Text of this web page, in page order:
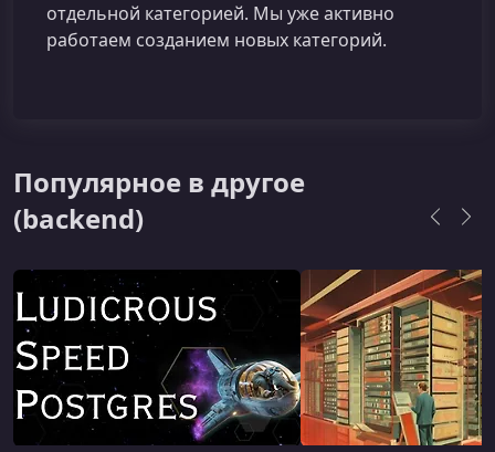
отдельной категорией. Мы уже активно
работаем созданием новых категорий.
Популярное в другое
(backend)